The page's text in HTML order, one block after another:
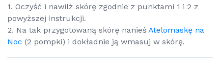
1. Oczyść i nawilż skórę zgodnie z punktami 1 i 2 z
powyższej instrukcji.
2. Na tak przygotowaną skórę nanieś Atelomaskę na
Noc (2 pompki) i dokładnie ją wmasuj w skórę.